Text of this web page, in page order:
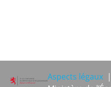
Aspects légaux